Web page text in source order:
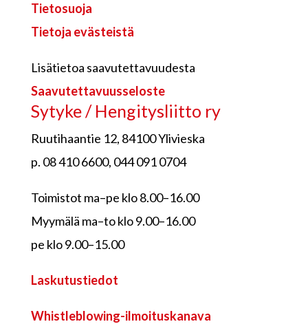
Tietosuoja
Tietoja evästeistä
Lisätietoa saavutettavuudesta
Saavutettavuusseloste
Sytyke / Hengitysliitto ry
Ruutihaantie 12, 84100 Ylivieska
p. 08 410 6600, 044 091 0704
Toimistot ma–pe klo 8.00–16.00
Myymälä ma–to klo 9.00–16.00
pe klo 9.00–15.00
Laskutustiedot
Whistleblowing-ilmoituskanava